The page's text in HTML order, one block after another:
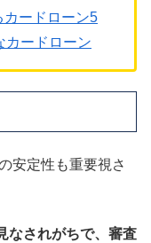
カードローン5
カードローン
安定性も重要視さ
なされがちで、審査